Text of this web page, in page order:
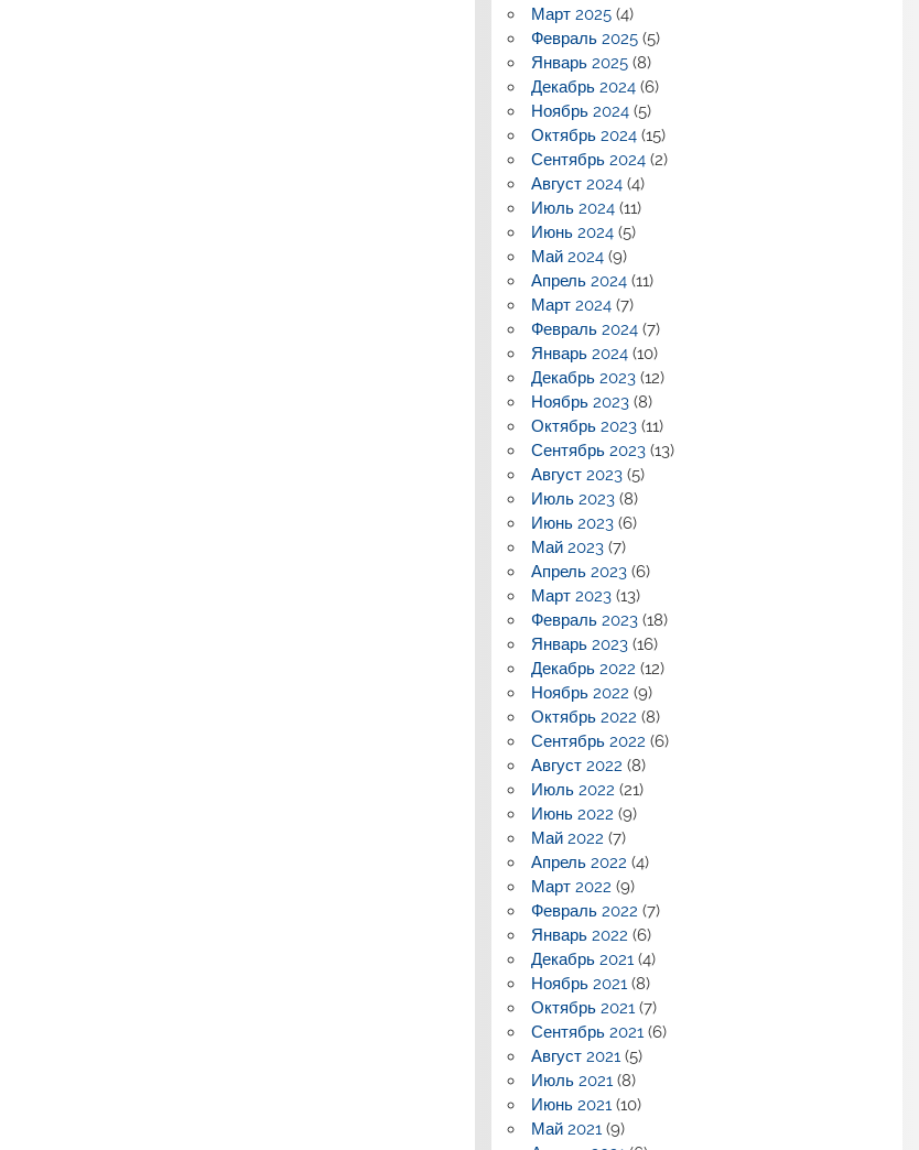
Март 2025 (4)
Февраль 2025 (5)
Январь 2025 (8)
Декабрь 2024 (6)
Ноябрь 2024 (5)
Октябрь 2024 (15)
Сентябрь 2024 (2)
Август 2024 (4)
Июль 2024 (11)
Июнь 2024 (5)
Май 2024 (9)
Апрель 2024 (11)
Март 2024 (7)
Февраль 2024 (7)
Январь 2024 (10)
Декабрь 2023 (12)
Ноябрь 2023 (8)
Октябрь 2023 (11)
Сентябрь 2023 (13)
Август 2023 (5)
Июль 2023 (8)
Июнь 2023 (6)
Май 2023 (7)
Апрель 2023 (6)
Март 2023 (13)
Февраль 2023 (18)
Январь 2023 (16)
Декабрь 2022 (12)
Ноябрь 2022 (9)
Октябрь 2022 (8)
Сентябрь 2022 (6)
Август 2022 (8)
Июль 2022 (21)
Июнь 2022 (9)
Май 2022 (7)
Апрель 2022 (4)
Март 2022 (9)
Февраль 2022 (7)
Январь 2022 (6)
Декабрь 2021 (4)
Ноябрь 2021 (8)
Октябрь 2021 (7)
Сентябрь 2021 (6)
Август 2021 (5)
Июль 2021 (8)
Июнь 2021 (10)
Май 2021 (9)